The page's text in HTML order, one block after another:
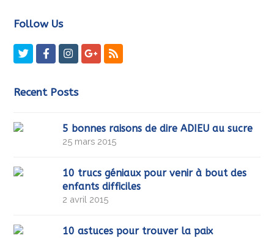
Follow Us
TwitterFacebookInstagramGooglePlus
RSS
Recent Posts
5 bonnes raisons de dire ADIEU au sucre
25 mars 2015
10 trucs géniaux pour venir à bout des
enfants difficiles
2 avril 2015
10 astuces pour trouver la paix